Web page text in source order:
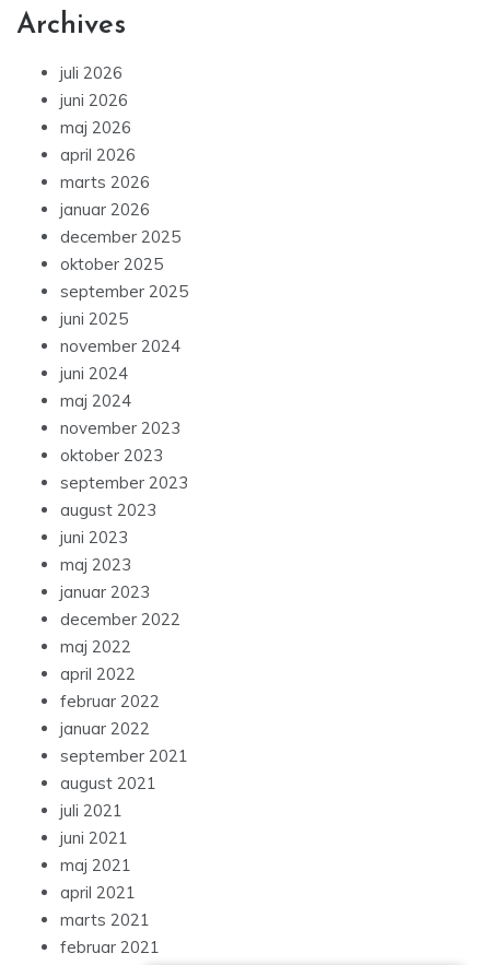
Archives
juli 2026
juni 2026
maj 2026
april 2026
marts 2026
januar 2026
december 2025
oktober 2025
september 2025
juni 2025
november 2024
juni 2024
maj 2024
november 2023
oktober 2023
september 2023
august 2023
juni 2023
maj 2023
januar 2023
december 2022
maj 2022
april 2022
februar 2022
januar 2022
september 2021
august 2021
juli 2021
juni 2021
maj 2021
april 2021
marts 2021
februar 2021